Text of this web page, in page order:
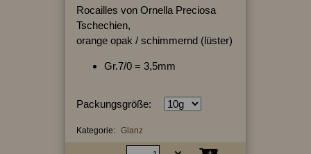
Rocailles von Ornella Preciosa
Tschechien,
orange opak / schimmernd (lüster)
Gr.7/0 = 3,5mm
Packungsgröße:
Kategorie: Glanz